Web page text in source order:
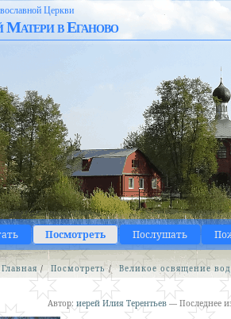
Церкви
в Еганово
Посмотреть Послушать
Главная / Посмотреть / Великое освящение
Автор: иерей Илия Терентьев — Последнее